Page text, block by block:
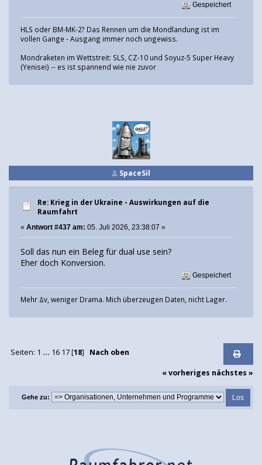
Gespeichert
HLS oder BM-MK-2? Das Rennen um die Mondlandung ist im
vollen Gange - Ausgang immer noch ungewiss.
Mondraketen im Wettstreit: SLS, CZ-10 und Soyuz-5 Super Heavy
(Yenisei) -- es ist spannend wie nie zuvor
SpaceSil
Re: Krieg in der Ukraine - Auswirkungen auf die
Raumfahrt
« Antwort #437 am: 05. Juli 2026, 23:38:07 »
Soll das nun ein Beleg für dual use sein?
Eher doch Konversion.
Gespeichert
Mehr Δv, weniger Drama. Mich überzeugen Daten, nicht Lager.
Seiten: 1 ... 16 17[18] Nach oben
« vorheriges nächstes »
Gehe zu: